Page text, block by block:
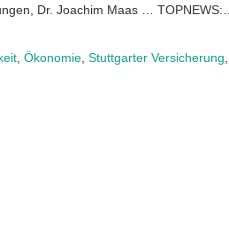
Dr. Joachim Maas … TOPNEWS:…
Ökonomie Stuttgarter Versicherung